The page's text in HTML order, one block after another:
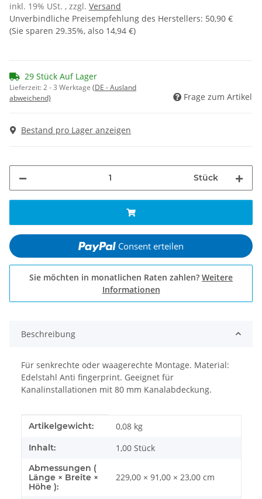
inkl. 19% USt. , zzgl. Versand
Unverbindliche Preisempfehlung des Herstellers: 50,90 €
(Sie sparen 29.35%, also 14,94 €)
29 Stück Auf Lager
Lieferzeit:2 - 3 Werktage (DE - Ausland
abweichend)
Frage zum Artikel
Bestand pro Lager anzeigen
Stück
Consent erteilen
Sie möchten in monatlichen Raten zahlen? Weitere
Informationen
Beschreibung
Für senkrechte oder waagerechte Montage. Material:
Edelstahl Anti fingerprint. Geeignet für
Kanalinstallationen mit 80 mm Kanalabdeckung.
Produkteigenschaft
Wert
Artikelgewicht: 0,08 kg
Inhalt: 1,00 Stück
Abmessungen (
Länge × Breite ×
Höhe ):
229,00 × 91,00 × 23,00 cm